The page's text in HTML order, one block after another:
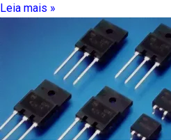
Leia mais »